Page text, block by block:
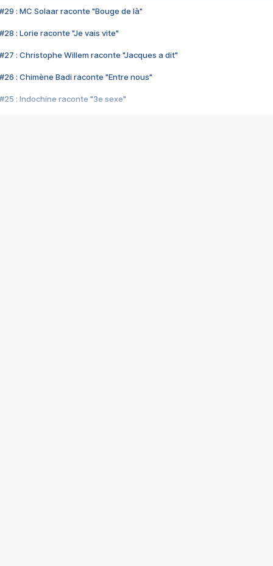
#29 : MC Solaar raconte "Bouge de là"
#28 : Lorie raconte "Je vais vite"
#27 : Christophe Willem raconte "Jacques a dit"
#26 : Chimène Badi raconte "Entre nous"
#25 : Indochine raconte "3e sexe"